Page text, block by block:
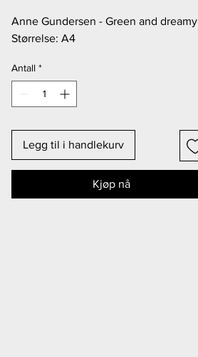
Anne Gundersen - Green and dreamy
Størrelse: A4
Antall *
Legg til i handlekurv
Kjøp nå